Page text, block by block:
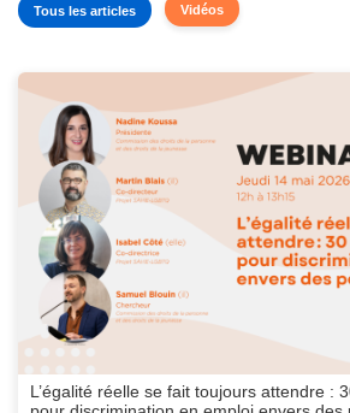
Tous les articles Vidéos
L’égalité réelle se fait toujours attendre :